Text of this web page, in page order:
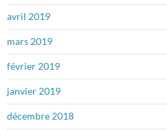
avril 2019
mars 2019
février 2019
janvier 2019
décembre 2018